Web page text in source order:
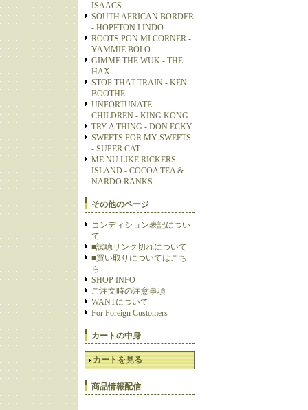
ISAACS
SOUTH AFRICAN BORDER
- HOPETON LINDO
ROOTS PON MI CORNER -
YAMMIE BOLO
GIMME THE WUK - THE
HAX
STOP THAT TRAIN - KEN
BOOTHE
UNFORTUNATE
CHILDREN - KING KONG
TRY A THING - DON ECKY
SWEETS FOR MY SWEETS
- SUPER CAT
ME NU LIKE RICKERS
ISLAND - COCOA TEA &
NARDO RANKS
その他のページ
コンディション表記につい
て
■試聴リンク切れについて
■買い取りについてはこち
ら
SHOP INFO
ご注文時の注意事項
WANTについて
For Foreign Customers
カートの中身
カートを見る
商品情報配信